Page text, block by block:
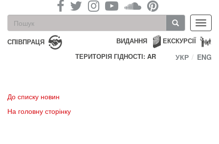
Пошукова
форма
Пошук
СПІВПРАЦЯ ЕКСКУРСІЇ
ВИДАННЯ
ТЕРИТОРІЯ ГІДНОСТІ: AR
УКР ENG
До списку новин
На головну сторінку